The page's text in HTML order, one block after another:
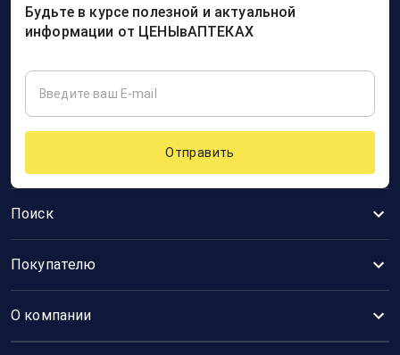
Поиск
Покупателю
О компании
Будьте в курсе полезной и актуальной
информации от ЦЕНЫвАПТЕКАХ
Отправить